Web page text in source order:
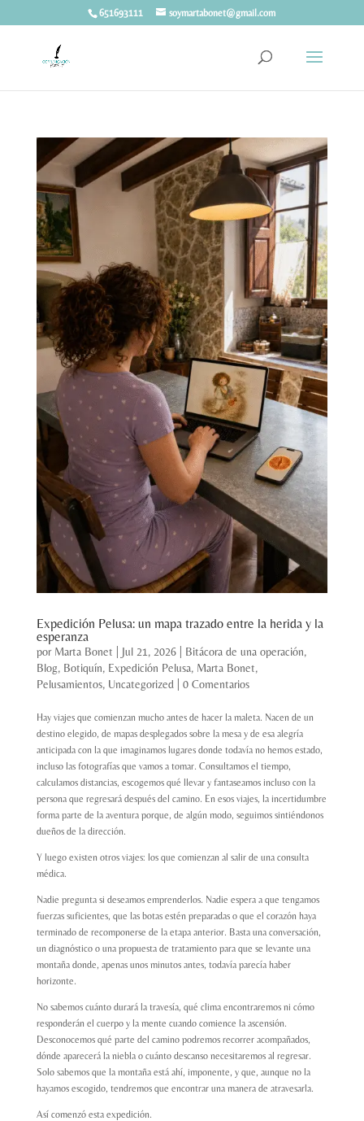
651693111 soymartabonet@gmail.com
Expedición Pelusa: un mapa trazado entre la herida y la
esperanza
por Marta Bonet Jul 21, 2026| Bitácora de una operación,
Blog, Botiquín, Expedición Pelusa, Marta Bonet,
Pelusamientos, Uncategorized 0 Comentarios
Hay viajes que comienzan mucho antes de hacer la maleta. Nacen de un
destino elegido, de mapas desplegados sobre la mesa y de esa alegría
anticipada con la que imaginamos lugares donde todavía no hemos estado,
incluso las fotografías que vamos a tomar. Consultamos el tiempo,
calculamos distancias, escogemos qué llevar y fantaseamos incluso con la
persona que regresará después del camino. En esos viajes, la incertidumbre
forma parte de la aventura porque, de algún modo, seguimos sintiéndonos
dueños de la dirección.
Y luego existen otros viajes: los que comienzan al salir de una consulta
médica.
Nadie pregunta si deseamos emprenderlos. Nadie espera a que tengamos
fuerzas suficientes, que las botas estén preparadas o que el corazón haya
terminado de recomponerse de la etapa anterior. Basta una conversación,
un diagnóstico o una propuesta de tratamiento para que se levante una
montaña donde, apenas unos minutos antes, todavía parecía haber
horizonte.
No sabemos cuánto durará la travesía, qué clima encontraremos ni cómo
responderán el cuerpo y la mente cuando comience la ascensión.
Desconocemos qué parte del camino podremos recorrer acompañados,
dónde aparecerá la niebla o cuánto descanso necesitaremos al regresar.
Solo sabemos que la montaña está ahí, imponente, y que, aunque no la
hayamos escogido, tendremos que encontrar una manera de atravesarla.
Así comenzó esta expedición.